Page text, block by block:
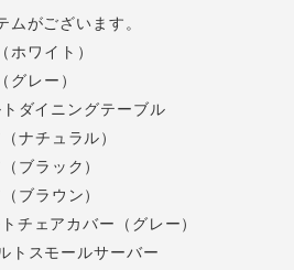
ムがございます。
ワイト）
レー）
ダイニングテーブル
ナチュラル）
ブラック）
ブラウン）
チェアカバー（グレー）
トスモールサーバー